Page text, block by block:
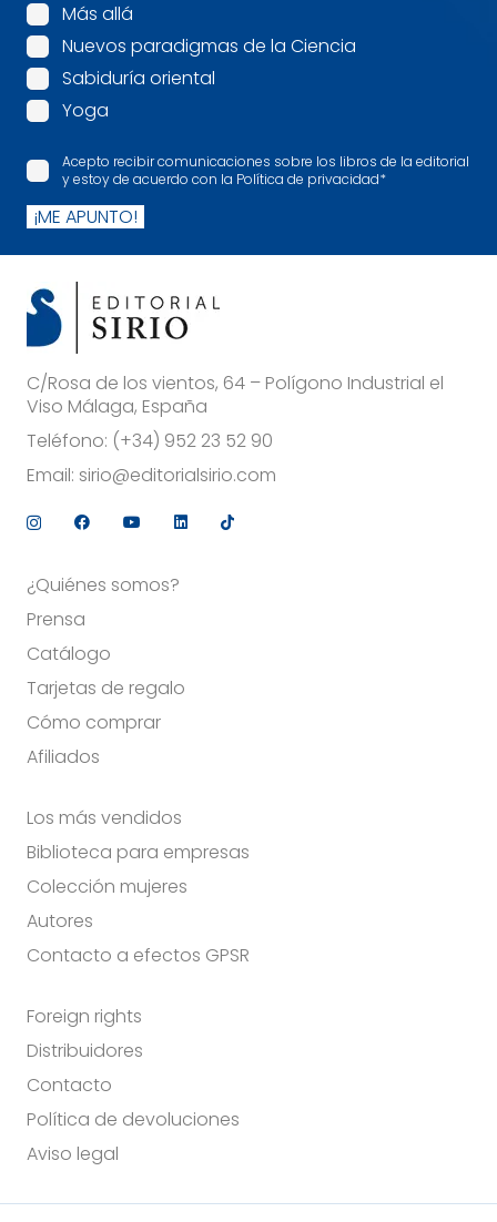
Más allá
Nuevos paradigmas de la Ciencia
Sabiduría oriental
Yoga
Acepto recibir comunicaciones sobre los libros de la editorial
y estoy de acuerdo con la Política de privacidad*
¡ME APUNTO!
C/Rosa de los vientos, 64 – Polígono Industrial el
Viso Málaga, España
Teléfono: (+34) 952 23 52 90
Email: sirio@editorialsirio.com
¿Quiénes somos?
Prensa
Catálogo
Tarjetas de regalo
Cómo comprar
Afiliados
Los más vendidos
Biblioteca para empresas
Colección mujeres
Autores
Contacto a efectos GPSR
Foreign rights
Distribuidores
Contacto
Política de devoluciones
Aviso legal